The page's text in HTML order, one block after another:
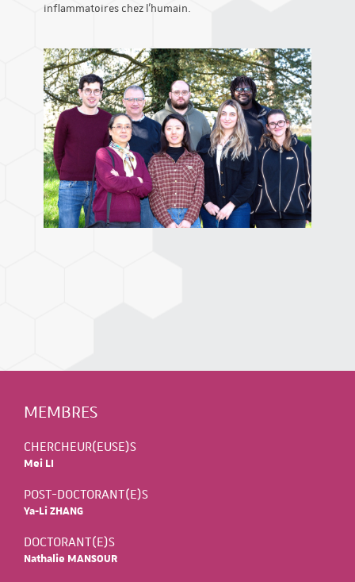
inflammatoires chez l’humain.
MEMBRES
CHERCHEUR(EUSE)S
Mei LI
POST-DOCTORANT(E)S
Ya-Li ZHANG
DOCTORANT(E)S
Nathalie MANSOUR